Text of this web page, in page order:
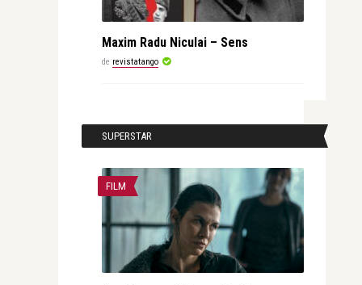
Maxim Radu Niculai – Sens
de revistatango
SUPERSTAR
FILM